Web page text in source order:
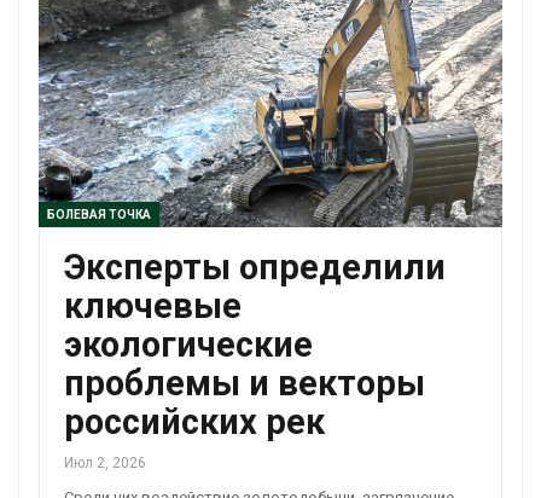
БОЛЕВАЯ ТОЧКА
Эксперты определили
ключевые
экологические
проблемы и векторы
российских рек
Июл 2, 2026